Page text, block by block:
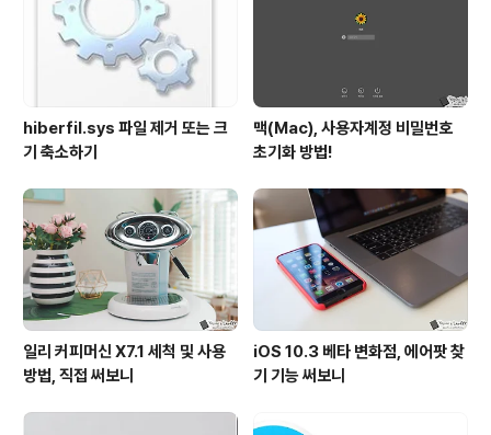
서도 같은 쓰임이 가능해졌습니다. 게다가 또 하나 반가운
건 국내에서 출시될 아..
hiberfil.sys 파일 제거 또는 크
기 축소하기
맥(Mac), 사용자계정 비밀번호
초기화 방법!
일리 커피머신 X7.1 세척 및 사용
방법, 직접 써보니
iOS 10.3 베타 변화점, 에어팟 찾
기 기능 써보니